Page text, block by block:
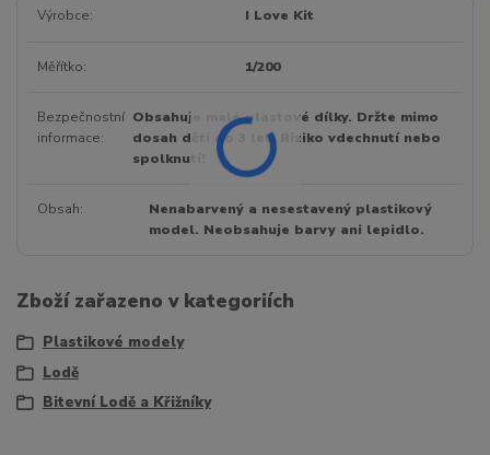
Výrobce I Love Kit
Měřítko 1/200
Bezpečnostní
informace
Obsahuje malé plastové dílky. Držte mimo
dosah dětí do 3 let. Riziko vdechnutí nebo
spolknutí!
Obsah
Nenabarvený a nesestavený plastikový
model. Neobsahuje barvy ani lepidlo.
Zboží zařazeno v kategoriích
Plastikové modely
Lodě
Bitevní Lodě a Křižníky